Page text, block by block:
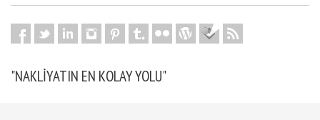
"NAKLIYATIN EN KOLAY YOLU"